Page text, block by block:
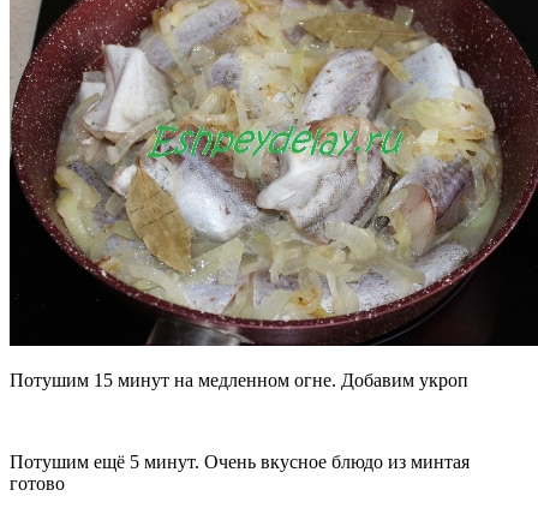
Потушим 15 минут на медленном огне. Добавим укроп
Потушим ещё 5 минут. Очень вкусное блюдо из минтая
готово